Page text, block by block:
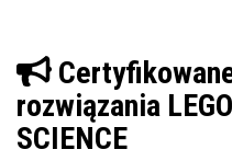
rozwiązania
SCIENCE